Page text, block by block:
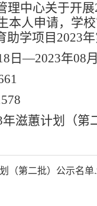
理中心关于开
本人申请，学
学项目2023
日—2023年08
年滋蕙计划 （第
（第二批）公示名单